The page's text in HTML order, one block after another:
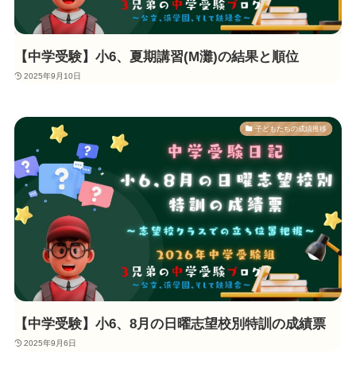
【中学受験】小6、夏期講習(M灘)の結果と順位
2025年9月10日
子どもたちの成績推移
【中学受験】小6、8月の日曜志望校別特訓の成績票
2025年9月6日